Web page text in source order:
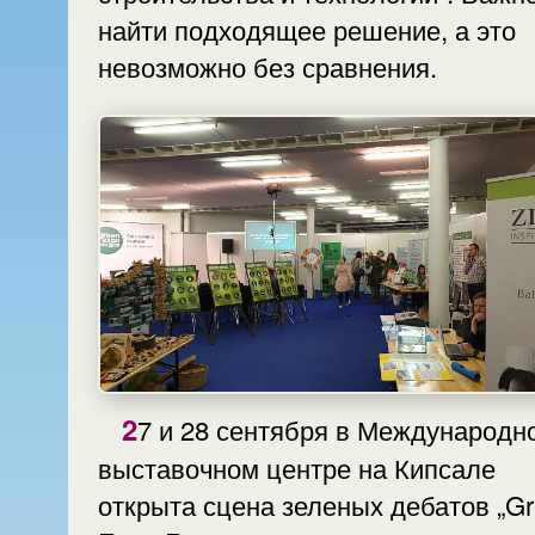
найти подходящее решение, а это
невозможно без сравнения.
27 и 28 сентября в Международном
выставочном центре на Кипсале
открыта сцена зеленых дебатов